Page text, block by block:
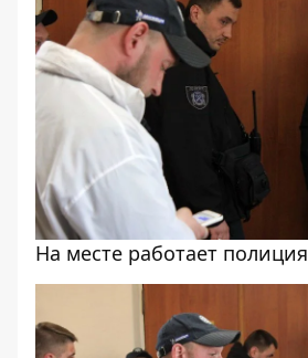
На месте работает полиция